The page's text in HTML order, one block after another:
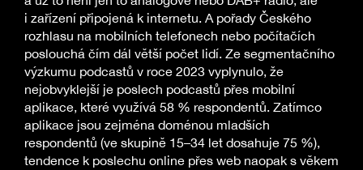
i zařízení připojená k internetu. A pořady Českého
rozhlasu na mobilních telefonech nebo počítačích
poslouchá čím dál větší počet lidí. Ze segmentačního
výzkumu podcastů v roce 2023 vyplynulo, že
nejobvyklejší je poslech podcastů přes mobilní
aplikace, které využívá 58 % respondentů. Zatímco
aplikace jsou zejména doménou mladších
respondentů (ve skupině 15–34 let dosahuje 75 %),
tendence k poslechu online přes web naopak s věkem